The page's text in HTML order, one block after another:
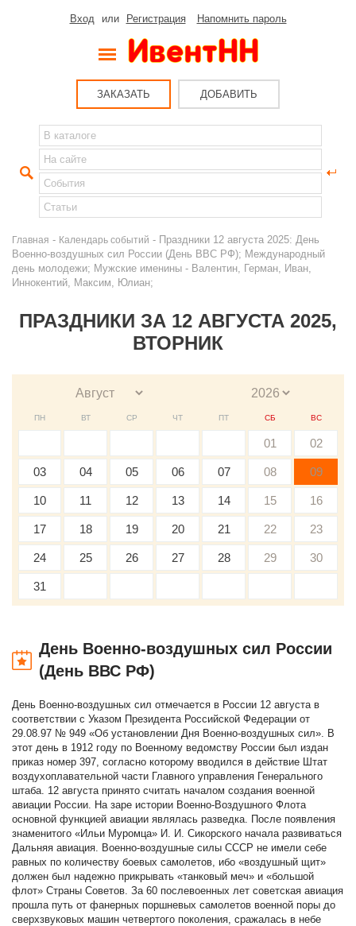
Вход или Регистрация Напомнить пароль
ЗАКАЗАТЬ ДОБАВИТЬ
Главная - Календарь событий - Праздники 12 августа 2025: День
Военно-воздушных сил России (День ВВС РФ); Международный
день молодежи; Мужские именины - Валентин, Герман, Иван,
Иннокентий, Максим, Юлиан;
ПРАЗДНИКИ ЗА 12 АВГУСТА 2025,
ВТОРНИК
ПН ВТ СР ЧТ ПТ СБ ВС
01 02
03 04 05 06 07 08 09
10 11 12 13 14 15 16
17 18 19 20 21 22 23
24 25 26 27 28 29 30
31
День Военно-воздушных сил России
(День ВВС РФ)
День Военно-воздушных сил отмечается в России 12 августа в
соответствии с Указом Президента Российской Федерации от
29.08.97 № 949 «Об установлении Дня Военно-воздушных сил». В
этот день в 1912 году по Военному ведомству России был издан
приказ номер 397, согласно которому вводился в действие Штат
воздухоплавательной части Главного управления Генерального
штаба. 12 августа принято считать началом создания военной
авиации России. На заре истории Военно-Воздушного Флота
основной функцией авиации являлась разведка. После появления
знаменитого «Ильи Муромца» И. И. Сикорского начала развиваться
Дальняя авиация. Военно-воздушные силы СССР не имели себе
равных по количеству боевых самолетов, ибо «воздушный щит»
должен был надежно прикрывать «танковый меч» и «большой
флот» Страны Советов. За 60 послевоенных лет советская авиация
прошла путь от фанерных поршневых самолетов военной поры до
сверхзвуковых машин четвертого поколения, сражалась в небе